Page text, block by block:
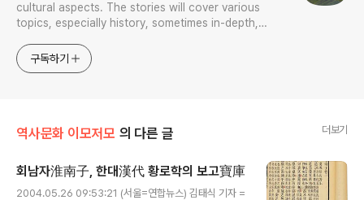
cultural aspects. The stories will cover various
topics, especially history, sometimes in-depth,
approach will be to resist any common sense or
generalized viewpoint
구독하기
역사문화 이모저모 의 다른 글 더보기
회남자淮南子, 한대漢代 황로학의 보고寶庫
2004.05.26 09:53:21 (서울=연합뉴스) 김태식 기자 =